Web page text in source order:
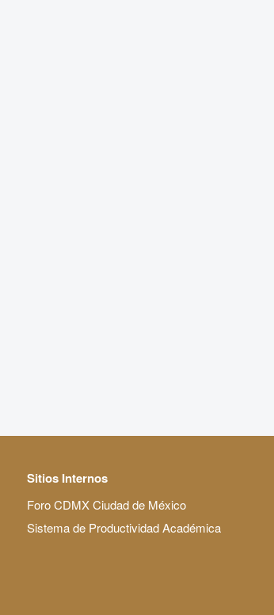
Sitios Internos
Foro CDMX Ciudad de México
Sistema de Productividad Académica